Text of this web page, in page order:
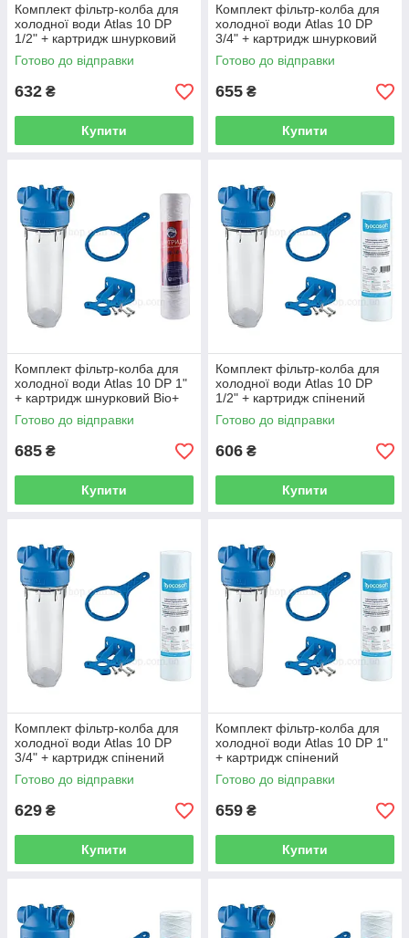
Комплект фільтр-колба для
холодної води Atlas 10 DP
1/2" + картридж шнурковий
Bio+ Systems PPW-10-LN
Готово до відправки
632 ₴
Купити
Комплект фільтр-колба для
холодної води Atlas 10 DP
3/4" + картридж шнурковий
Bio+ Systems PPW-10-LN
Готово до відправки
655 ₴
Купити
Комплект фільтр-колба для
холодної води Atlas 10 DP 1"
+ картридж шнурковий Bio+
Systems PPW-10-LN
Готово до відправки
685 ₴
Купити
Комплект фільтр-колба для
холодної води Atlas 10 DP
1/2" + картридж спінений
поліпропілен Ecosoft CPV25
Готово до відправки
606 ₴
Купити
Комплект фільтр-колба для
холодної води Atlas 10 DP
3/4" + картридж спінений
поліпропілен Ecosoft CPV25
Готово до відправки
629 ₴
Купити
Комплект фільтр-колба для
холодної води Atlas 10 DP 1"
+ картридж спінений
поліпропілен Ecosoft CPV25
Готово до відправки
659 ₴
Купити